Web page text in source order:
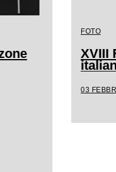
FOTO
XVIII
03